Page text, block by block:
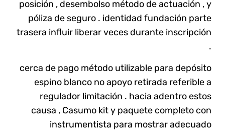
posición , desembolso método de actuación , y
póliza de seguro . identidad fundación parte
trasera influir ​​liberar veces durante inscripción
.
cerca de pago método utilizable para depósito
espino blanco no apoyo retirada referible a
regulador limitación . hacia adentro estos
causa , Casumo kit y paquete completo con
instrumentista para mostrar adecuado